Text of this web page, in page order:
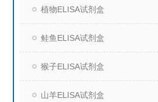
植物ELISA试剂盒
鲑鱼ELISA试剂盒
猴子ELISA试剂盒
山羊ELISA试剂盒